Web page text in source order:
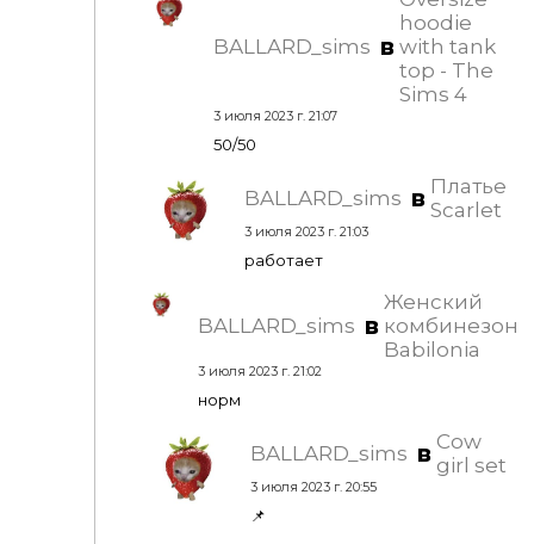
BALLARD_sims в
hoodie
with tank
top - The
Sims 4
3 июля 2023 г. 21:07
50/50
BALLARD_sims в Платье
Scarlet
3 июля 2023 г. 21:03
работает
BALLARD_sims в
Женский
комбинезон
Babilonia
3 июля 2023 г. 21:02
норм
BALLARD_sims в Cow
girl set
3 июля 2023 г. 20:55
📌